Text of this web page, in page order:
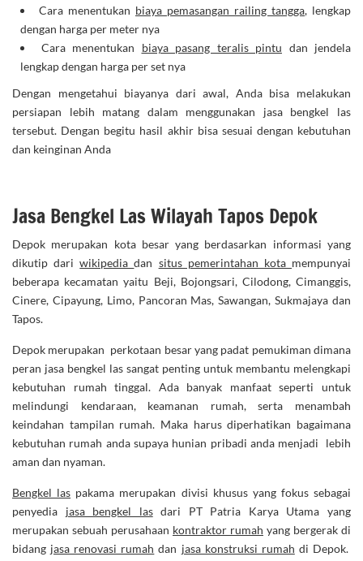
Cara menentukan biaya pemasangan railing tangga, lengkap
dengan harga per meter nya
Cara menentukan biaya pasang teralis pintu dan jendela
lengkap dengan harga per set nya
Dengan mengetahui biayanya dari awal, Anda bisa melakukan
persiapan lebih matang dalam menggunakan jasa bengkel las
tersebut. Dengan begitu hasil akhir bisa sesuai dengan kebutuhan
dan keinginan Anda
Jasa Bengkel Las Wilayah Tapos Depok
Depok merupakan kota besar yang berdasarkan informasi yang
dikutip dariwikipediadan situs pemerintahan kota mempunyai
beberapa kecamatan yaitu Beji, Bojongsari, Cilodong, Cimanggis,
Cinere, Cipayung, Limo, Pancoran Mas, Sawangan, Sukmajaya dan
Tapos.
Depok merupakan perkotaan besar yang padat pemukiman dimana
peran jasa bengkel las sangat penting untuk membantu melengkapi
kebutuhan rumah tinggal. Ada banyak manfaat seperti untuk
melindungi kendaraan, keamanan rumah, serta menambah
keindahan tampilan rumah. Maka harus diperhatikan bagaimana
kebutuhan rumah anda supaya hunian pribadi anda menjadi lebih
aman dan nyaman.
Bengkel las pakama merupakan divisi khusus yang fokus sebagai
penyedia jasa bengkel lasdari PT Patria Karya Utama yang
merupakan sebuah perusahaan kontraktor rumah yang bergerak di
bidang jasa renovasi rumah dan jasa konstruksi rumah di Depok.